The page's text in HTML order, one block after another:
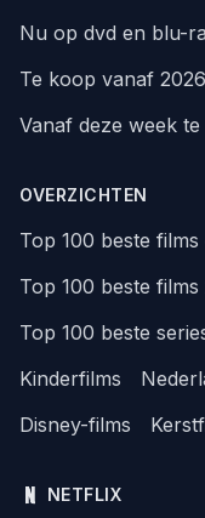
Nu op dvd en blu-
Te koop vanaf 2026
Vanaf deze week
OVERZICHTEN
Top 100 beste films
Top 100 beste films
Top 100 beste
Kinderfilms
Disney-films
NETFLIX